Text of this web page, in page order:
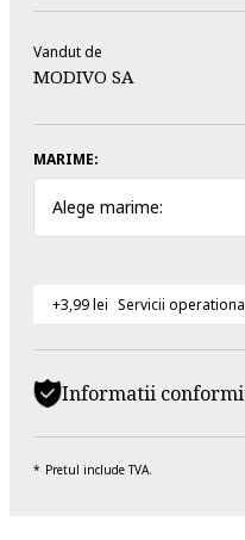
Vandut de
MODIVO SA
MARIME:
Alege marime:
+3,99 lei Servicii
Informatii
Pretul include TVA.